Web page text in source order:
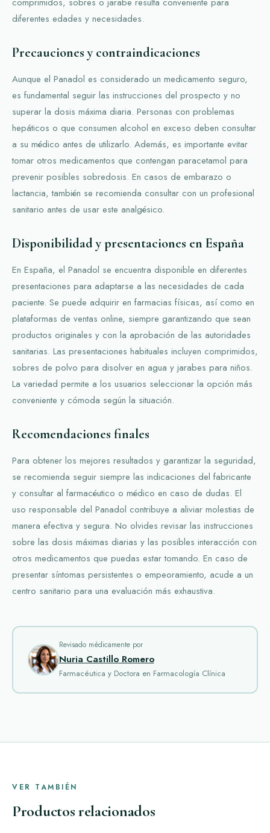
diferentes edades y necesidades.
Precauciones y contraindicaciones
Aunque el Panadol es considerado un medicamento seguro,
es fundamental seguir las instrucciones del prospecto y no
superar la dosis máxima diaria. Personas con problemas
hepáticos o que consumen alcohol en exceso deben consultar
a su médico antes de utilizarlo. Además, es importante evitar
tomar otros medicamentos que contengan paracetamol para
prevenir posibles sobredosis. En casos de embarazo o
lactancia, también se recomienda consultar con un profesional
sanitario antes de usar este analgésico.
Disponibilidad y presentaciones en España
En España, el Panadol se encuentra disponible en diferentes
presentaciones para adaptarse a las necesidades de cada
paciente. Se puede adquirir en farmacias físicas, así como en
plataformas de ventas online, siempre garantizando que sean
productos originales y con la aprobación de las autoridades
sanitarias. Las presentaciones habituales incluyen comprimidos,
sobres de polvo para disolver en agua y jarabes para niños.
La variedad permite a los usuarios seleccionar la opción más
conveniente y cómoda según la situación.
Recomendaciones finales
Para obtener los mejores resultados y garantizar la seguridad,
se recomienda seguir siempre las indicaciones del fabricante
y consultar al farmacéutico o médico en caso de dudas. El
uso responsable del Panadol contribuye a aliviar molestias de
manera efectiva y segura. No olvides revisar las instrucciones
sobre las dosis máximas diarias y las posibles interacción con
otros medicamentos que puedas estar tomando. En caso de
presentar síntomas persistentes o empeoramiento, acude a un
centro sanitario para una evaluación más exhaustiva.
Revisado médicamente por
Nuria Castillo Romero
Farmacéutica y Doctora en Farmacología Clínica
VER TAMBIÉN
Productos relacionados